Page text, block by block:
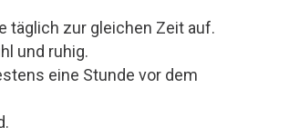
täglich zur gleichen Zeit auf.
und ruhig.
eine Stunde vor dem